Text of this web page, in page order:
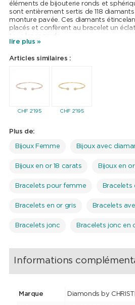
éléments de bijouterie ronds et
sont entièrement sertis de 118
monture pavée. Ces diamants
placés et confèrent au bracelet un
Ce bracelet est l'accessoire parfait pour
en toute occasion. L'association de l'or
Bien entendu, tous les bracelets en
lire plus »
Articles similaires :
CHF 2'195 CHF 2'195
Plus de:
Bijoux Femme Bijoux avec
Bijoux en or 18 carats Bijoux en
Bracelets pour femme Bracelets
Bracelets en or gris Bracelets
Bracelets jonc Bracelets jonc en
Informations
Marque Diamonds by